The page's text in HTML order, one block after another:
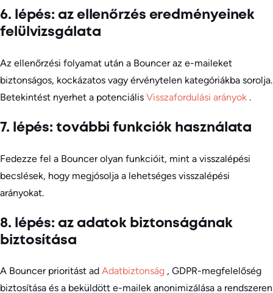
6. lépés: az ellenőrzés eredményeinek
felülvizsgálata
Az ellenőrzési folyamat után a Bouncer az e-maileket
biztonságos, kockázatos vagy érvénytelen kategóriákba sorolja.
Betekintést nyerhet a potenciális Visszafordulási arányok .
7. lépés: további funkciók használata
Fedezze fel a Bouncer olyan funkcióit, mint a visszalépési
becslések, hogy megjósolja a lehetséges visszalépési
arányokat.
8. lépés: az adatok biztonságának
biztosítása
A Bouncer prioritást ad Adatbiztonság , GDPR-megfelelőség
biztosítása és a beküldött e-mailek anonimizálása a rendszeren